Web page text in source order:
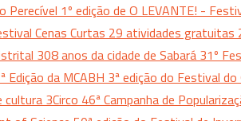
Perecível 1º edição de O LEVANTE! -
Cenas Curtas 29 atividades gratuitas
308 anos da cidade de Sabará 31º
Edição da MCABH 3ª edição do Festival
cultura 3Circo 46ª Campanha de